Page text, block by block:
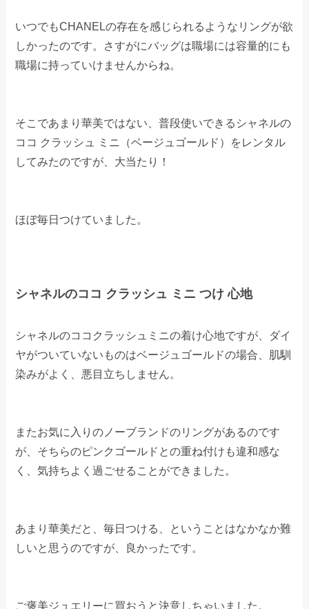
いつでもCHANELの存在を感じられるようなリングが欲
しかったのです。さすがにバッグは職場には容量的にも
職場に持っていけませんからね。
そこであまり華美ではない、普段使いできるシャネルの
ココ クラッシュ ミニ（ベージュゴールド）をレンタル
してみたのですが、大当たり！
ほぼ毎日つけていました。
シャネルのココ クラッシュ ミニ つけ 心地
シャネルのココクラッシュミニの着け心地ですが、ダイ
ヤがついていないものはベージュゴールドの場合、肌馴
染みがよく、悪目立ちしません。
またお気に入りのノーブランドのリングがあるのです
が、そちらのピンクゴールドとの重ね付けも違和感な
く、気持ちよく過ごせることができました。
あまり華美だと、毎日つける、ということはなかなか難
しいと思うのですが、良かったです。
ご褒美ジュエリーに買おうと決意しちゃいました。